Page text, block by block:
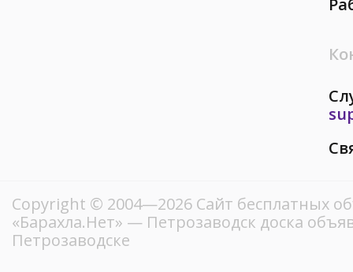
Copyright © 2004—2026 Сайт бесплатных
«Барахла.Нет» — Петрозаводск доска
Петрозаводске